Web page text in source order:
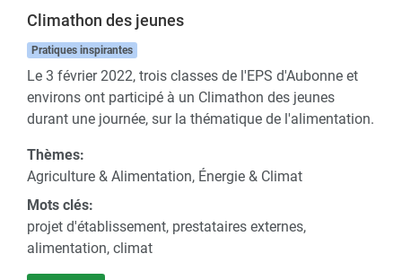
Climathon des jeunes
Pratiques inspirantes
Le 3 février 2022, trois classes de l'EPS d'Aubonne et
environs ont participé à un Climathon des jeunes
durant une journée, sur la thématique de l'alimentation.
Thèmes:
Agriculture & Alimentation, Énergie & Climat
Mots clés:
projet d'établissement, prestataires externes,
alimentation, climat